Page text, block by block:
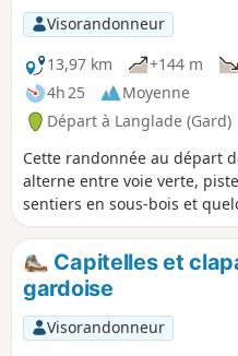
Visorandonneur
13,97 km
+144 m
4h 25
Moyenne
Départ à Langlade (Gard)
Cette randonnée au départ
alterne entre voie verte,
sentiers en sous-bois et
portions goudronnées sur la
vous mènera entre vignes et
jusqu'aux capitelles du
site aménagé et entretenu
Clapassaïres des Amis de
Capitelles et
gardoise
Visorandonneur